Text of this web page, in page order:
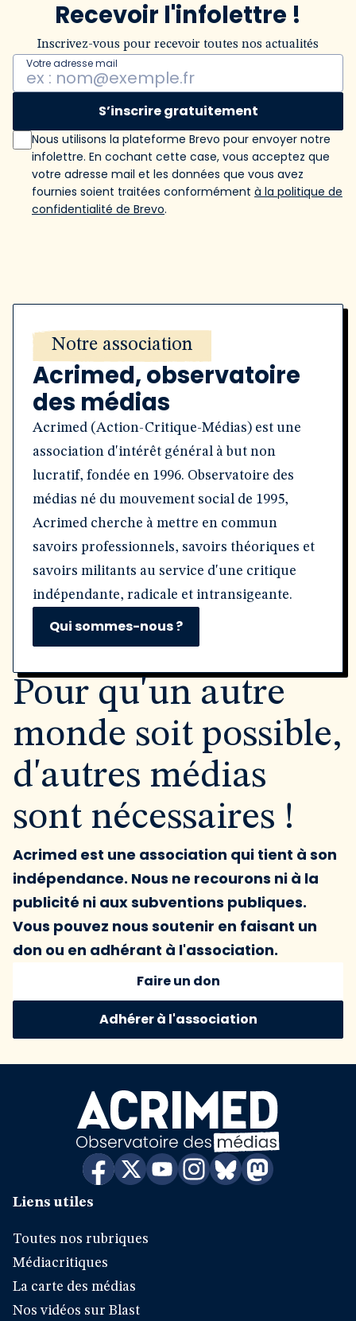
Recevoir l'infolettre !
Inscrivez-vous pour recevoir toutes nos actualités
Votre adresse mail
S’inscrire gratuitement
Nous utilisons la plateforme Brevo pour envoyer notre
infolettre. En cochant cette case, vous acceptez que
votre adresse mail et les données que vous avez
fournies soient traitées conformément à la politique de
confidentialité de Brevo.
Notre association
Acrimed, observatoire
des médias
Acrimed (Action-Critique-Médias) est une
association d'intérêt général à but non
lucratif, fondée en 1996. Observatoire des
médias né du mouvement social de 1995,
Acrimed cherche à mettre en commun
savoirs professionnels, savoirs théoriques et
savoirs militants au service d'une critique
indépendante, radicale et intransigeante.
Qui sommes-nous ?
Pour qu'un autre
monde soit possible,
d'autres médias
sont nécessaires !
Acrimed est une association qui tient à son
indépendance. Nous ne recourons ni à la
publicité ni aux subventions publiques.
Vous pouvez nous soutenir en faisant un
don ou en adhérant à l'association.
Faire un don
Adhérer à l'association
Liens utiles
Toutes nos rubriques
Médiacritiques
La carte des médias
Nos vidéos sur Blast